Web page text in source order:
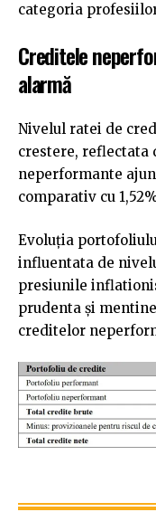
categoria
Creditele
alarmă
Nivelul ratei de
crestere, reflectata
neperformante
comparativ cu
Evoluția
influentata de
presiunile
prudenta și
creditelor